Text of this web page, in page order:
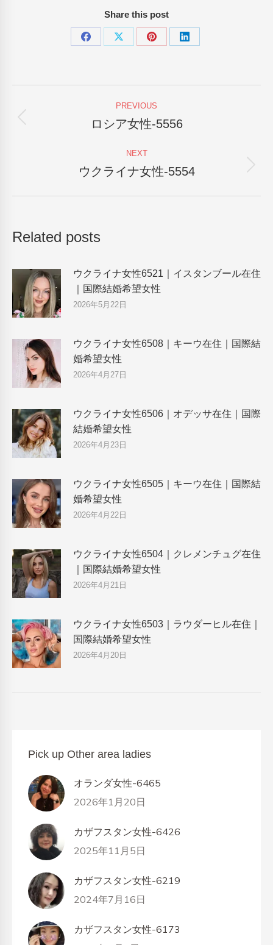
Share this post
Share
Share
Share
Share
navigation
PREVIOUS
Previous
ロシア女性-5556
NEXT
Next
ウクライナ女性-5554
Related posts
ウクライナ女性6521｜イスタンブール在住
｜国際結婚希望女性
2026年5月22日
ウクライナ女性6508｜キーウ在住｜国際結
婚希望女性
2026年4月27日
ウクライナ女性6506｜オデッサ在住｜国際
結婚希望女性
2026年4月23日
ウクライナ女性6505｜キーウ在住｜国際結
婚希望女性
2026年4月22日
ウクライナ女性6504｜クレメンチュグ在住
｜国際結婚希望女性
2026年4月21日
ウクライナ女性6503｜ラウダーヒル在住｜
国際結婚希望女性
2026年4月20日
Pick up Other area ladies
オランダ女性-6465
2026年1月20日
カザフスタン女性-6426
2025年11月5日
カザフスタン女性-6219
2024年7月16日
カザフスタン女性-6173